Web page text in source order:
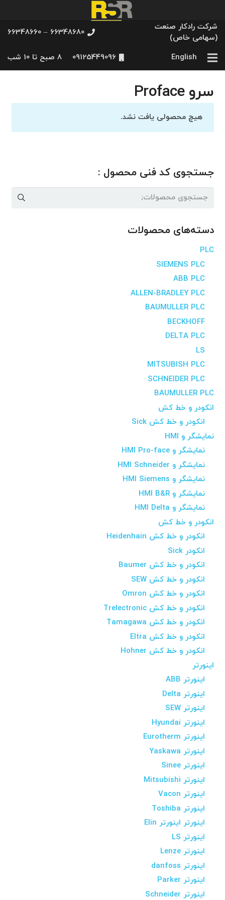
شرکت رادکار صنعت
(سهامی خاص)
66348680 – 66348660
English
09125449096 8 صبح تا 10 شب
سرو Proface
هیچ محصولی یافت نشد.
جستجوی کد فنی محصول :
جستجو
دسته‌های محصولات
PLC
SIEMENS PLC
ABB PLC
ALLEN-BRADLEY PLC
BAUMULLER PLC
BECKHOFF
DELTA PLC
LS
MITSUBISH PLC
SCHNEIDER PLC
BAUMULLER PLC
انکودر و خط کش
انکودر و خط کش Sick
نمایشگر و HMI
نمایشگر و HMI Pro-face
نمایشگر و HMI Schneider
نمایشگر و HMI Siemens
نمایشگر و HMI B&R
نمایشگر و HMI Delta
انکودر و خط کش
انکودر و خط کش Heidenhain
انکودر Sick
انکودر و خط کش Baumer
انکودر و خط کش SEW
انکودر و خط کش Omron
انکودر و خط کش Trelectronic
انکودر و خط کش Tamagawa
انکودر و خط کش Eltra
انکودر و خط کش Hohner
اینورتر
اینورتر ABB
اینورتر Delta
اینورتر SEW
اینورتر Hyundai
اینورتر Eurotherm
اینورتر Yaskawa
اینورتر Sinee
اینورتر Mitsubishi
اینورتر Vacon
اینورتر Toshiba
اینورتر اینورتر Elin
اینورتر LS
اینورتر Lenze
اینورتر danfoss
اینورتر Parker
اینورتر Schneider